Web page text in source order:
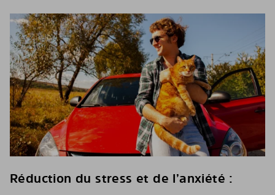
Réduction du stress et de l’anxiété :